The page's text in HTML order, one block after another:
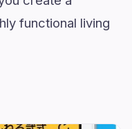
functional living